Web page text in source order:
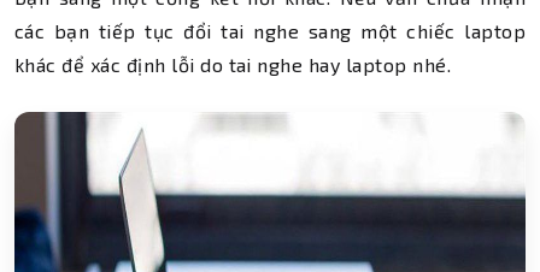
các bạn tiếp tục đổi tai nghe sang một chiếc laptop
khác để xác định lỗi do tai nghe hay laptop nhé.